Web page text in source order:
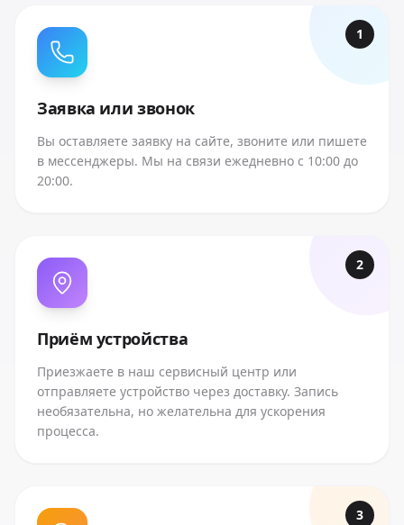
1
Заявка или звонок
Вы оставляете заявку на сайте, звоните или пишете
в мессенджеры. Мы на связи ежедневно с 10:00 до
20:00.
2
Приём устройства
Приезжаете в наш сервисный центр или
отправляете устройство через доставку. Запись
необязательна, но желательна для ускорения
процесса.
3